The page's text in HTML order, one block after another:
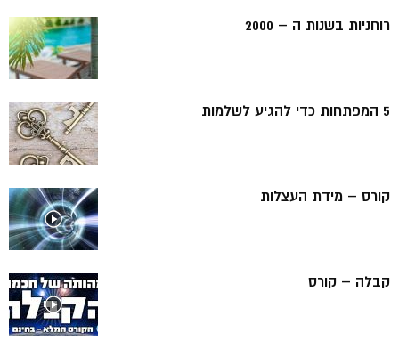
רוחניות בשנות ה – 2000
5 המפתחות כדי להגיע לשלמות
קורס – מידת העצלות
קבלה – קורס